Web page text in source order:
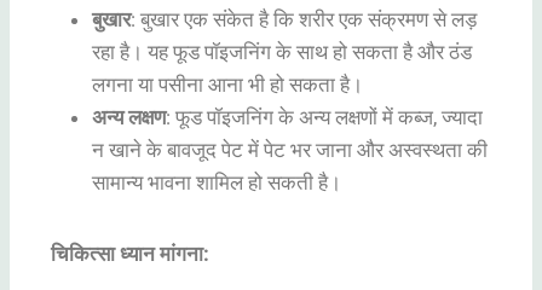
बुखार: बुखार एक संकेत है कि शरीर एक संक्रमण से लड़
रहा है। यह फूड पॉइजनिंग के साथ हो सकता है और ठंड
लगना या पसीना आना भी हो सकता है।
अन्य लक्षण: फूड पॉइजनिंग के अन्य लक्षणों में कब्ज, ज्यादा
न खाने के बावजूद पेट में पेट भर जाना और अस्वस्थता की
सामान्य भावना शामिल हो सकती है।
चिकित्सा ध्यान मांगना: